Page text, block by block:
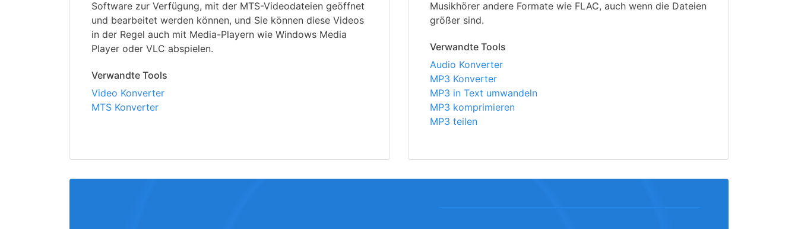
Software zur Verfügung, mit der MTS-Videodateien geöffnet
und bearbeitet werden können, und Sie können diese Videos
in der Regel auch mit Media-Playern wie Windows Media
Player oder VLC abspielen.
Verwandte Tools
Video Konverter
MTS Konverter
Musikhörer andere Formate wie FLAC, auch wenn die Dateien
größer sind.
Verwandte Tools
Audio Konverter
MP3 Konverter
MP3 in Text umwandeln
MP3 komprimieren
MP3 teilen